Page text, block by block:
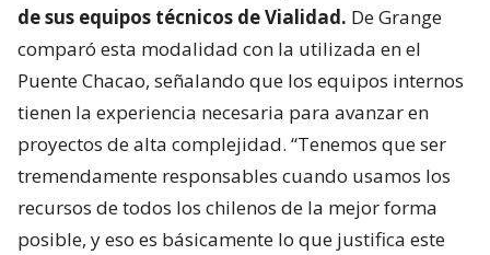
de sus equipos técnicos de Vialidad. De Grange
comparó esta modalidad con la utilizada en el
Puente Chacao, señalando que los equipos internos
tienen la experiencia necesaria para avanzar en
proyectos de alta complejidad. “Tenemos que ser
tremendamente responsables cuando usamos los
recursos de todos los chilenos de la mejor forma
posible, y eso es básicamente lo que justifica este